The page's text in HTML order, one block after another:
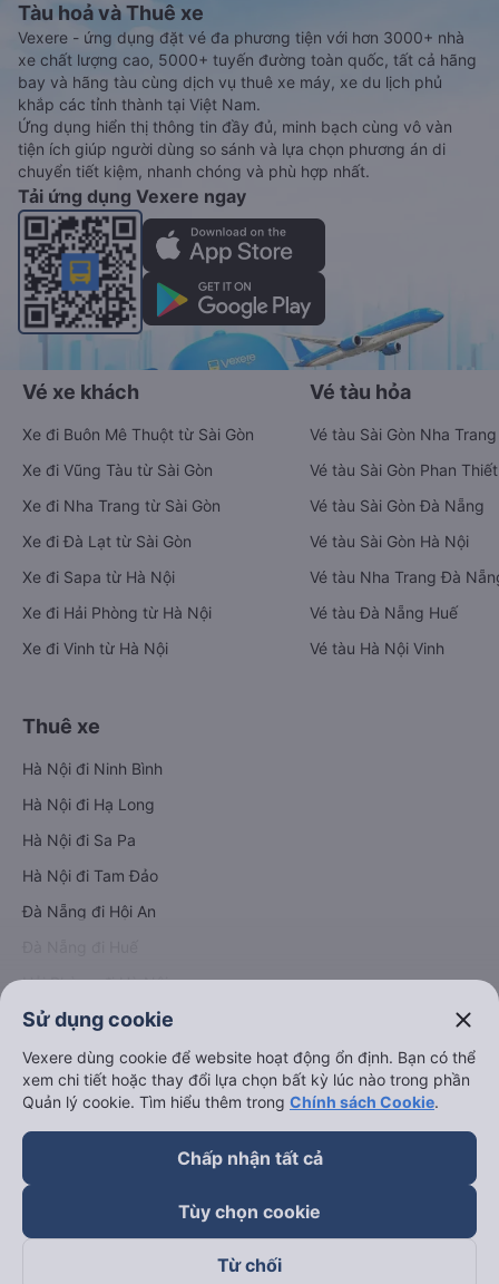
Tàu hoả và Thuê xe
Vexere - ứng dụng đặt vé đa phương tiện với hơn 3000+ nhà
xe chất lượng cao, 5000+ tuyến đường toàn quốc, tất cả hãng
bay và hãng tàu cùng dịch vụ thuê xe máy, xe du lịch phủ
khắp các tỉnh thành tại Việt Nam.
Ứng dụng hiển thị thông tin đầy đủ, minh bạch cùng vô vàn
tiện ích giúp người dùng so sánh và lựa chọn phương án di
chuyển tiết kiệm, nhanh chóng và phù hợp nhất.
Tải ứng dụng Vexere ngay
Vé xe khách
Xe đi Buôn Mê Thuột từ Sài Gòn
Xe đi Vũng Tàu từ Sài Gòn
Xe đi Nha Trang từ Sài Gòn
Xe đi Đà Lạt từ Sài Gòn
Xe đi Sapa từ Hà Nội
Xe đi Hải Phòng từ Hà Nội
Xe đi Vinh từ Hà Nội
Vé tàu hỏa
Vé tàu Sài Gòn Nha Trang
Vé tàu Sài Gòn Phan Thiết
Vé tàu Sài Gòn Đà Nẵng
Vé tàu Sài Gòn Hà Nội
Vé tàu Nha Trang Đà
Vé tàu Đà Nẵng Huế
Vé tàu Hà Nội Vinh
Thuê xe
Hà Nội đi Ninh Bình
Hà Nội đi Hạ Long
Hà Nội đi Sa Pa
Hà Nội đi Tam Đảo
Đà Nẵng đi Hội An
Hải Phòng đi Hà Nội
keyboard_arrow_down
Về chúng tôi
Sử dụng cookie close
Vexere dùng cookie để website hoạt động ổn định. Bạn có thể
xem chi tiết hoặc thay đổi lựa chọn bất kỳ lúc nào trong phần
Quản lý cookie. Tìm hiểu thêm trong Chính sách Cookie.
Chấp nhận tất cả
Tùy chọn cookie
Từ chối